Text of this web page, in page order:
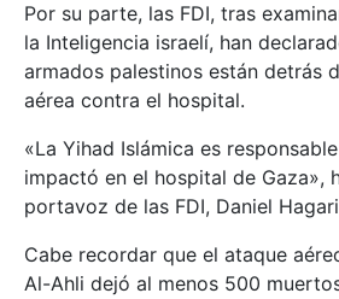
Por su parte, las FDI, tras
la Inteligencia israelí, han
armados palestinos están detrás
aérea contra el hospital.
«La Yihad Islámica es
impactó en el hospital de Gaza»,
portavoz de las FDI, Daniel
Cabe recordar que el ataque
Al-Ahli dejó al menos 500